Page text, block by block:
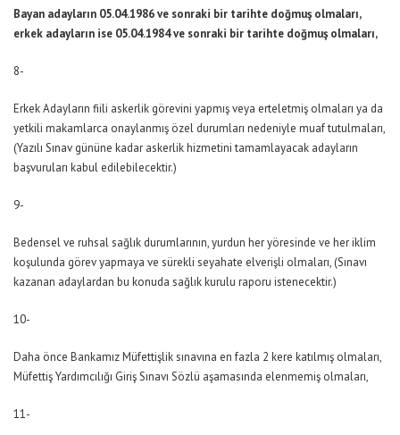
Bayan adayların 05.04.1986 ve sonraki bir tarihte doğmuş olmaları,
erkek adayların ise 05.04.1984 ve sonraki bir tarihte doğmuş olmaları,
8-
Erkek Adayların fiili askerlik görevini yapmış veya erteletmiş olmaları ya da
yetkili makamlarca onaylanmış özel durumları nedeniyle muaf tutulmaları,
(Yazılı Sınav gününe kadar askerlik hizmetini tamamlayacak adayların
başvuruları kabul edilebilecektir.)
9-
Bedensel ve ruhsal sağlık durumlarının, yurdun her yöresinde ve her iklim
koşulunda görev yapmaya ve sürekli seyahate elverişli olmaları, (Sınavı
kazanan adaylardan bu konuda sağlık kurulu raporu istenecektir.)
10-
Daha önce Bankamız Müfettişlik sınavına en fazla 2 kere katılmış olmaları,
Müfettiş Yardımcılığı Giriş Sınavı Sözlü aşamasında elenmemiş olmaları,
11-